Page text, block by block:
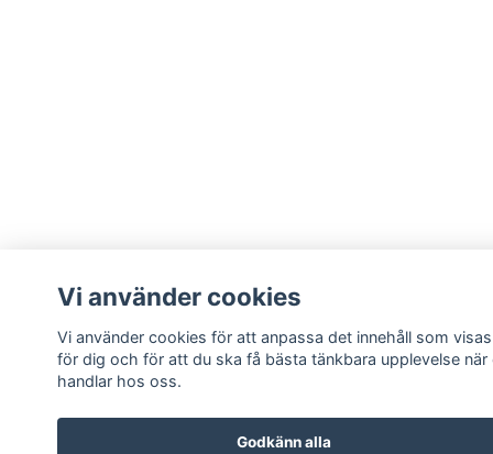
Vi använder cookies
Vi använder cookies för att anpassa det innehåll som visas
för dig och för att du ska få bästa tänkbara upplevelse när
handlar hos oss.
Godkänn alla